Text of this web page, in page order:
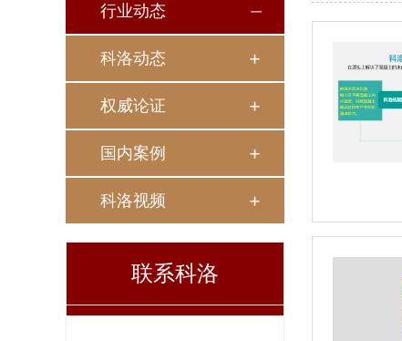
行业动态
科洛动态
权威论证
国内案例
科洛视频
联系科洛